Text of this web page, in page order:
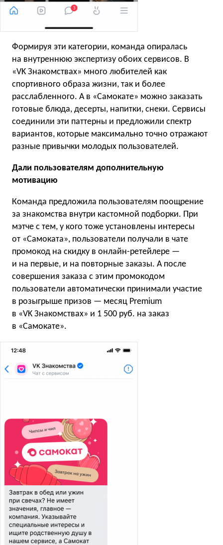
Формируя эти категории, команда опиралась
на внутреннюю экспертизу обоих сервисов. В
«VK Знакомствах» много любителей как
спортивного образа жизни, так и более
расслабленного. А в «Самокате» можно заказать
готовые блюда, десерты, напитки, снеки. Сервисы
соединили эти паттерны и предложили спектр
вариантов, которые максимально точно отражают
разные привычки молодых пользователей.
Дали пользователям дополнительную
мотивацию
Команда предложила пользователям поощрение
за знакомства внутри кастомной подборки. При
мэтче с тем, у кого тоже установлены интересы
от «Самоката», пользователи получали в чате
промокод на скидку в онлайн-ретейлере —
и на первые, и на повторные заказы. А после
совершения заказа с этим промокодом
пользователи автоматически принимали участие
в розыгрыше призов — месяц Premium
в «VK Знакомствах» и 1 500 руб. на заказ
в «Самокате».